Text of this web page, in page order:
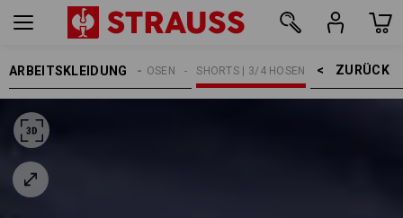
ARBEITSKLEIDUNG ZURÜCK    >
SHORTS | 3/4 HOSEN
ARBEITSHOSEN
HERREN